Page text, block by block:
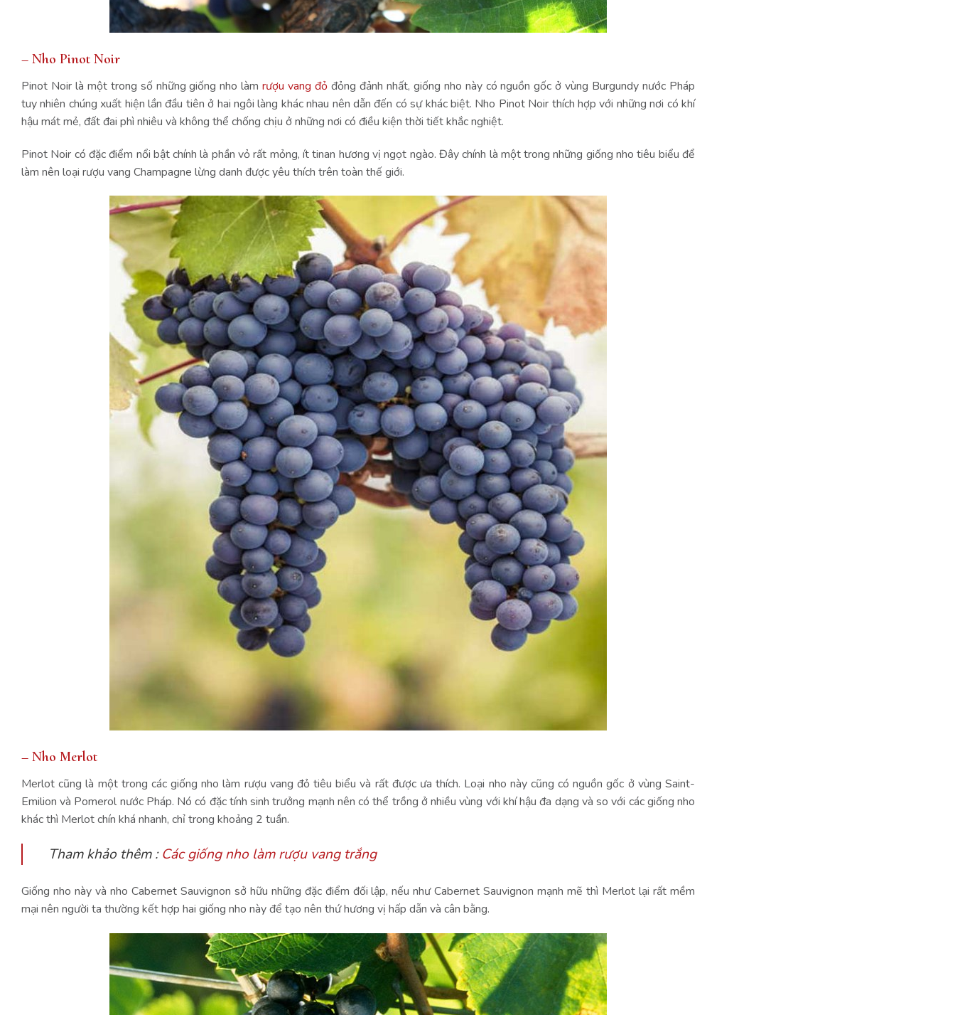
– Nho Pinot Noir
Pinot Noir là một trong số những giống nho làmrượu vang đỏ đỏng đảnh nhất, giống nho này có nguồn gốc ở vùng Burgundy nước Pháp
tuy nhiên chúng xuất hiện lần đầu tiên ở hai ngôi làng khác nhau nên dẫn đến có sự khác biệt. Nho Pinot Noir thích hợp với những nơi có khí
hậu mát mẻ, đất đai phì nhiêu và không thể chống chịu ở những nơi có điều kiện thời tiết khắc nghiệt.
Pinot Noir có đặc điểm nổi bật chính là phần vỏ rất mỏng, ít tinan hương vị ngọt ngào. Đây chính là một trong những giống nho tiêu biểu để
làm nên loại rượu vang Champagne lừng danh được yêu thích trên toàn thế giới.
– Nho Merlot
Merlot cũng là một trong các giống nho làm rượu vang đỏ tiêu biểu và rất được ưa thích. Loại nho này cũng có nguồn gốc ở vùng Saint-
Emilion và Pomerol nước Pháp. Nó có đặc tính sinh trưởng mạnh nên có thể trồng ở nhiều vùng với khí hậu đa dạng và so với các giống nho
khác thì Merlot chín khá nhanh, chỉ trong khoảng 2 tuần.
Tham khảo thêm :Các giống nho làm rượu vang trắng
Giống nho này và nho Cabernet Sauvignon sở hữu những đặc điểm đối lập, nếu như Cabernet Sauvignon mạnh mẽ thì Merlot lại rất mềm
mại nên người ta thường kết hợp hai giống nho này để tạo nên thứ hương vị hấp dẫn và cân bằng.